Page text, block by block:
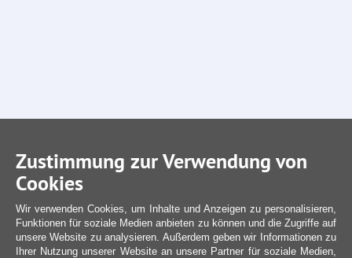
Zustimmung zur Verwendung von
Cookies
Wir verwenden Cookies, um Inhalte und Anzeigen zu personalisieren,
Funktionen für soziale Medien anbieten zu können und die Zugriffe auf
unsere Website zu analysieren. Außerdem geben wir Informationen zu
Ihrer Nutzung unserer Website an unsere Partner für soziale Medien,